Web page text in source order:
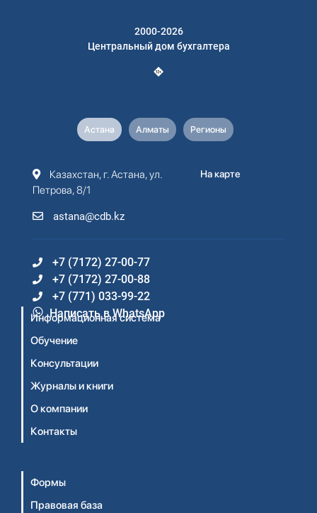
2000-2026
Центральный дом бухгалтера
Астана Алматы Регионы
Казахстан, г. Астана, ул.
Петрова, 8/1
astana@cdb.kz
На карте
+7 (7172) 27-00-77
+7 (7172) 27-00-88
+7 (771) 033-99-22
Написать в WhatsApp
Информационная система
Обучение
Консультации
Журналы и книги
О компании
Контакты
Формы
Правовая база